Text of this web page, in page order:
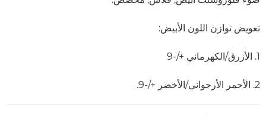
تعويض توازن اللون الأبيض:
1. الأزرق/الكهرماني +/-9
2. الأحمر الأرجواني/الأخضر +/-9.